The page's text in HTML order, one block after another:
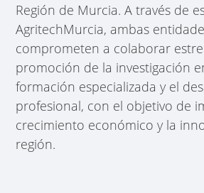
Región de Murcia. A través de
AgritechMurcia, ambas
comprometen a colaborar
promoción de la investigación
formación especializada y el
profesional, con el objetivo de
crecimiento económico y la
región.